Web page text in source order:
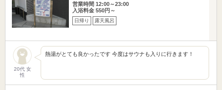
営業時間 12:00～23:00
入浴料金 550円～
日帰り 露天風呂
20代 女
性
熱湯がとても良かったです 今度はサウナも入りに行きます！